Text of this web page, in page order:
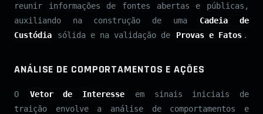
reunir informações de fontes abertas e públicas,
auxiliando na construção de uma
Cadeia de
Custódia
sólida e na validação de Provas e Fatos .
ANÁLISE DE COMPORTAMENTOS E AÇÕES
O Vetor de Interesse
em sinais iniciais de
traição envolve a análise de comportamentos e